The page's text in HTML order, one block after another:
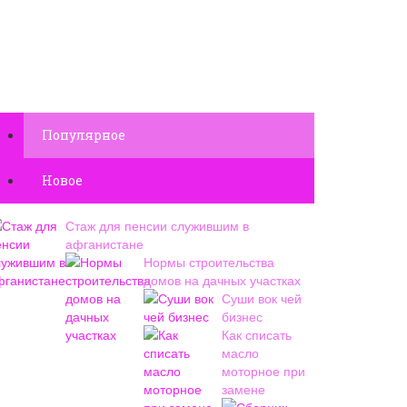
Популярное
Новое
Стаж для пенсии служившим в
афганистане
Нормы строительства
домов на дачных участках
Суши вок чей
бизнес
Как списать
масло
моторное при
замене